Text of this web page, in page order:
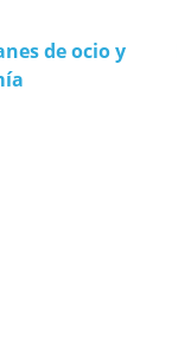
de ocio y